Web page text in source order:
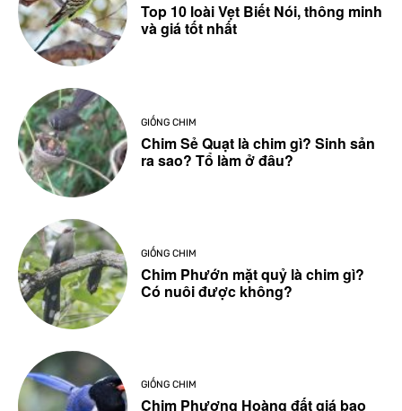
Top 10 loài Vẹt Biết Nói, thông minh
và giá tốt nhất
GIỐNG CHIM
Chim Sẻ Quạt là chim gì? Sinh sản
ra sao? Tổ làm ở đâu?
GIỐNG CHIM
Chim Phướn mặt quỷ là chim gì?
Có nuôi được không?
GIỐNG CHIM
Chim Phượng Hoàng đất giá bao